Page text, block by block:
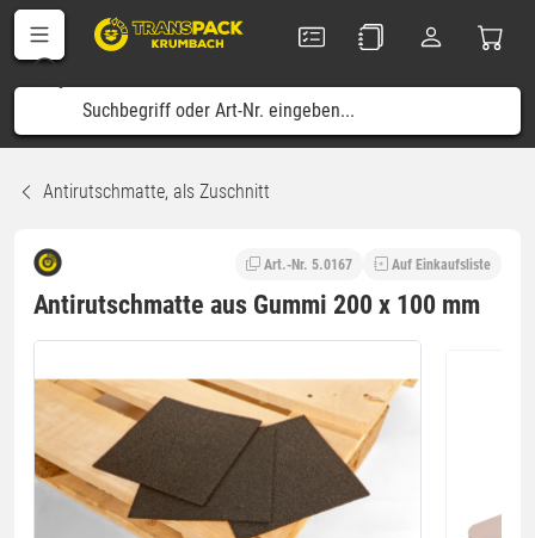
Antirutschmatte, als Zuschnitt
Art.-Nr. 5.0167 Auf Einkaufsliste
Antirutschmatte aus Gummi 200 x 100 mm